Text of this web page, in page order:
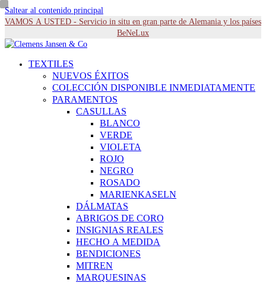
Saltear al contenido principal
VAMOS A USTED - Servicio in situ en gran parte de Alemania y los países
BeNeLux
TEXTILES
NUEVOS ÉXITOS
COLECCIÓN DISPONIBLE INMEDIATAMENTE
PARAMENTOS
CASULLAS
BLANCO
VERDE
VIOLETA
ROJO
NEGRO
ROSADO
MARIENKASELN
DÁLMATAS
ABRIGOS DE CORO
INSIGNIAS REALES
HECHO A MEDIDA
BENDICIONES
MITREN
MARQUESINAS